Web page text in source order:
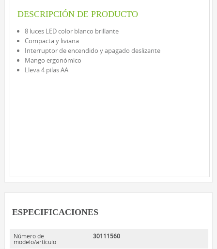
LINTERNAS Y FAROLES
BÁSICA DE INTERIOR
LED DE INTERIOR
LED DE EXTERIOR
LED DE TRABAJO
BARRAS DE ALIMENTACIÓN
MARCAS
DESCRIPCIÓN DE PRODUCTO
8 luces LED color blanco brillante
Compacta y liviana
Interruptor de encendido y apagado deslizante
Mango ergonómico
Lleva 4 pilas AA
ESPECIFICACIONES
Número de
modelo/artículo
30111560